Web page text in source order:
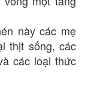
này các mẹ
thịt sống, các
các loại thức